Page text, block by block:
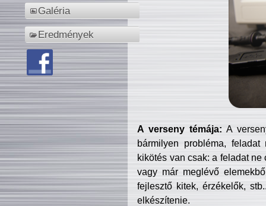
Galéria
Eredmények
A verseny témája: A
bármilyen probléma, feladat
kikötés van csak: a feladat
vagy már meglévő
fejlesztő kitek, érzékelők,
elkészítenie.